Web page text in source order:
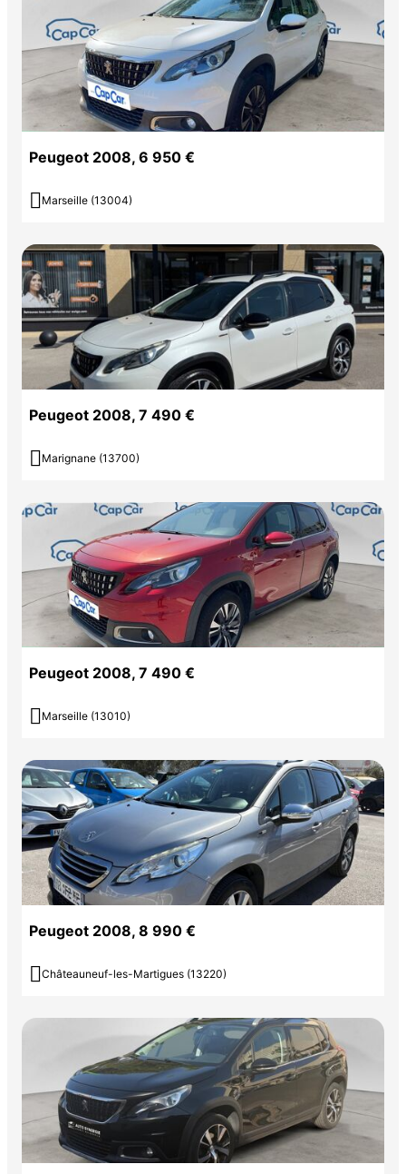
Peugeot 2008, 6 950 €
 Marseille (13004)
Peugeot 2008, 7 490 €
 Marignane (13700)
Peugeot 2008, 7 490 €
 Marseille (13010)
Peugeot 2008, 8 990 €
 Châteauneuf-les-Martigues (13220)